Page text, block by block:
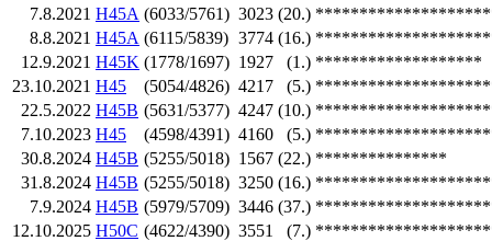
7.8.2021 H45A (6033/5761) 3023 (20.)
8.8.2021 H45A (6115/5839) 3774 (16.)
12.9.2021 H45K (1778/1697) 1927 (1.) *******************
23.10.2021 H45 (5054/4826) 4217 (5.)
22.5.2022 H45B (5631/5377) 4247 (10.)
7.10.2023 H45 (4598/4391) 4160 (5.)
30.8.2024 H45B (5255/5018) 1567 (22.) ***************
31.8.2024 H45B (5255/5018) 3250 (16.)
7.9.2024 H45B (5979/5709) 3446 (37.)
12.10.2025 H50C (4622/4390) 3551 (7.)